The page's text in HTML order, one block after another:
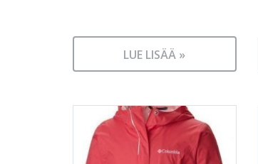
LUE LISÄÄ »